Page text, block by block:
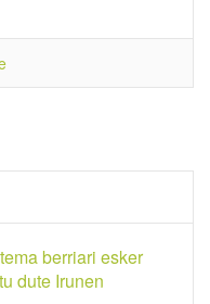
berriari esker
dute Irunen